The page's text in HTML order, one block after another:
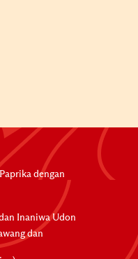
dengan
Inaniwa Udon
dan